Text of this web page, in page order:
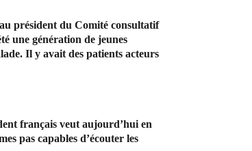
président du Comité consultatif
une génération de jeunes
Il y avait des patients acteurs
français veut aujourd’hui en
pas capables d’écouter les